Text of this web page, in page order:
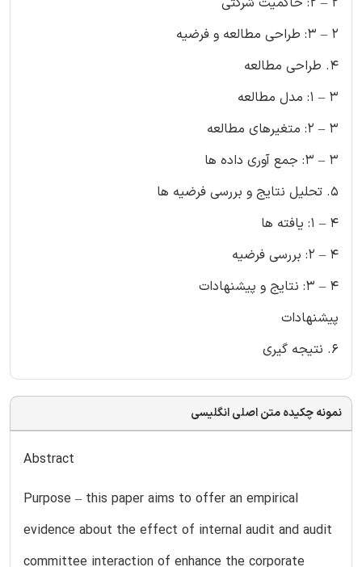
2 – 3: طراحی مطالعه و فرضیه
4. طراحی مطالعه
3 – 1: مدل مطالعه
3 – 2: متغیرهای مطالعه
3 – 3: جمع آوری داده ها
5. تحلیل نتایج و بررسی فرضیه ها
4 – 1: یافته ها
4 – 2: بررسی فرضیه
4 – 3: نتایج و پیشنهادات
پیشنهادات
6. نتیجه گیری
نمونه چکیده متن اصلی انگلیسی
Abstract
Purpose – this paper aims to offer an empirical
evidence about the effect of internal audit and audit
committee interaction of enhance the corporate